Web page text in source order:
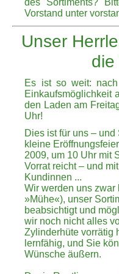
des Sortiments?
Vorstand unter
Unser
die
Es ist so weit:
Einkaufsmöglichkeit
den Ladenam
Uhr!
Dies ist für uns –
kleine
2009, um 10 Uhr mit
Vorrat reicht – und
Kundinnen ...
Wir werden uns
»Mühe«), unser
beabsichtigt und
wir noch nicht alles
Zylinderhüte vorrätig
lernfähig, und Sie
Wünsche äußern.